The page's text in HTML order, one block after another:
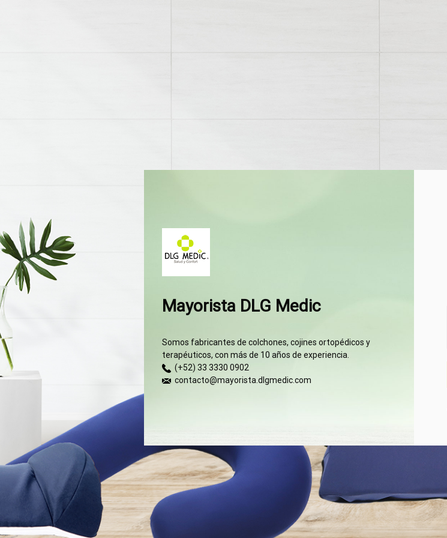
Mayorista DLG Medic
Somos fabricantes de colchones, cojines ortopédicos y
terapéuticos, con más de 10 años de experiencia.
(+52) 33 3330 0902
contacto@mayorista.dlgmedic.com